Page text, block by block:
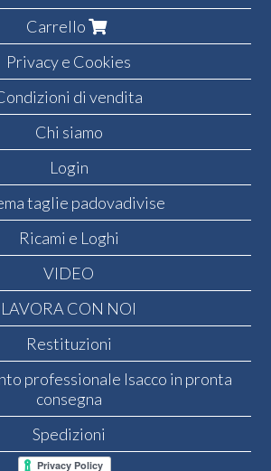
Carrello
Privacy e Cookies
di vendita
Chi siamo
Login
taglie padovadivise
Ricami e Loghi
VIDEO
LAVORA CON NOI
Restituzioni
professionale Isacco in pronta
consegna
Spedizioni